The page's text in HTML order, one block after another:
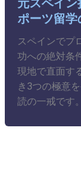
元スペイ
ポーツ留学
スペインでプ
功への絶対条
現地で直面す
き3つの極意
読の一戒です。